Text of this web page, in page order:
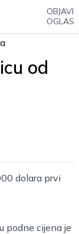
OBJAVI
OGLAS
od
dolara prvi
podne cijena je